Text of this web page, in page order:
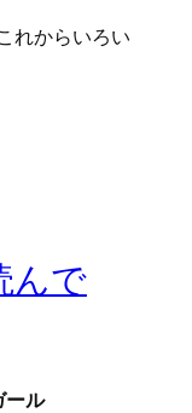
れからいろい
んで
ール